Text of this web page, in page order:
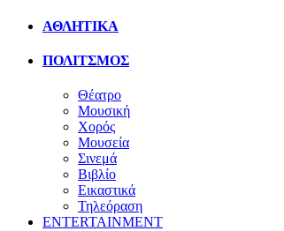
ΑΘΛΗΤΙΚΑ
ΠΟΛΙΤΣΜΟΣ
Θέατρο
Μουσική
Χορός
Μουσεία
Σινεμά
Βιβλίο
Εικαστικά
Τηλεόραση
ENTERTAINMENT